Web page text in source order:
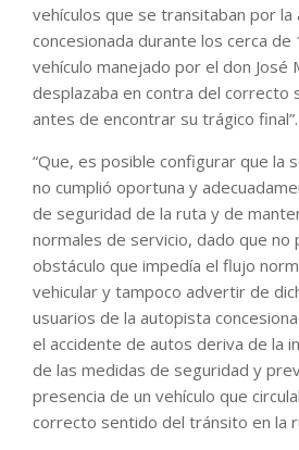
vehículos que se transitaban por la
concesionada durante los cerca de
vehículo manejado por el don José
desplazaba en contra del correcto
antes de encontrar su trágico final”.
“Que, es posible configurar que la
no cumplió oportuna y
de seguridad de la ruta y de
normales de servicio, dado que no
obstáculo que impedía el flujo
vehicular y tampoco advertir de
usuarios de la autopista
el accidente de autos deriva de la
de las medidas de seguridad y
presencia de un vehículo que
correcto sentido del tránsito en la